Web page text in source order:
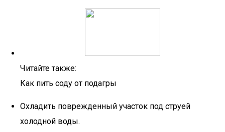
Читайте также:
Как пить соду от подагры
Охладить поврежденный участок под струей
холодной воды.